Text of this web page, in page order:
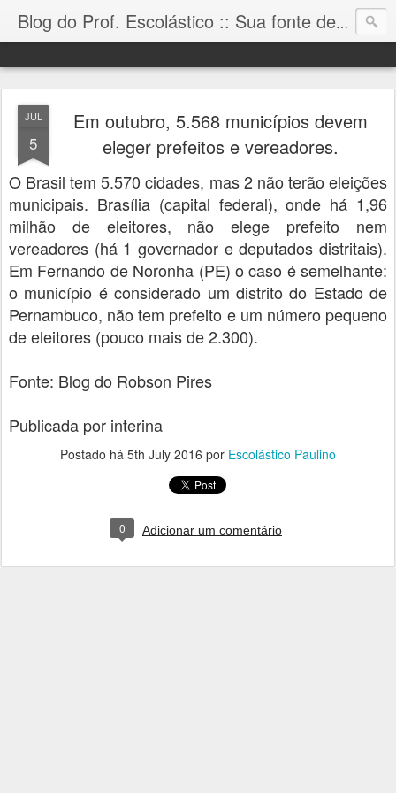
Blog do Prof. Escolástico :: Sua fonte de informação!
JUL
5
Em outubro, 5.568 municípios devem
eleger prefeitos e vereadores.
O Brasil tem 5.570 cidades, mas 2 não terão eleições
municipais. Brasília (capital federal), onde há 1,96
milhão de eleitores, não elege prefeito nem
vereadores (há 1 governador e deputados distritais).
Em Fernando de Noronha (PE) o caso é semelhante:
o município é considerado um distrito do Estado de
Pernambuco, não tem prefeito e um número pequeno
de eleitores (pouco mais de 2.300).
Fonte: Blog do Robson Pires
Publicada por interina
Postado há 5th July 2016 por Escolástico Paulino
0 Adicionar um comentário